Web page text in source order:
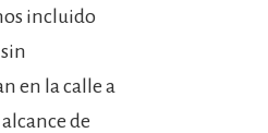
incluido
en la calle a
de